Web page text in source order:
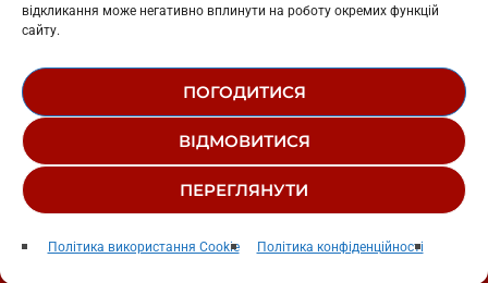
відкликання може негативно вплинути на роботу окремих функцій
сайту.
ПОГОДИТИСЯ
ВІДМОВИТИСЯ
ПЕРЕГЛЯНУТИ
Політика використання Cookie Політика конфіденційності
play_arrow
© 1995-2026 РК «ЗАХІДНИЙ ПОЛЮС»
РЕДАКЦІЙНИЙ СТАТУТ
СТРУКТУРА ВЛАСНОСТІ